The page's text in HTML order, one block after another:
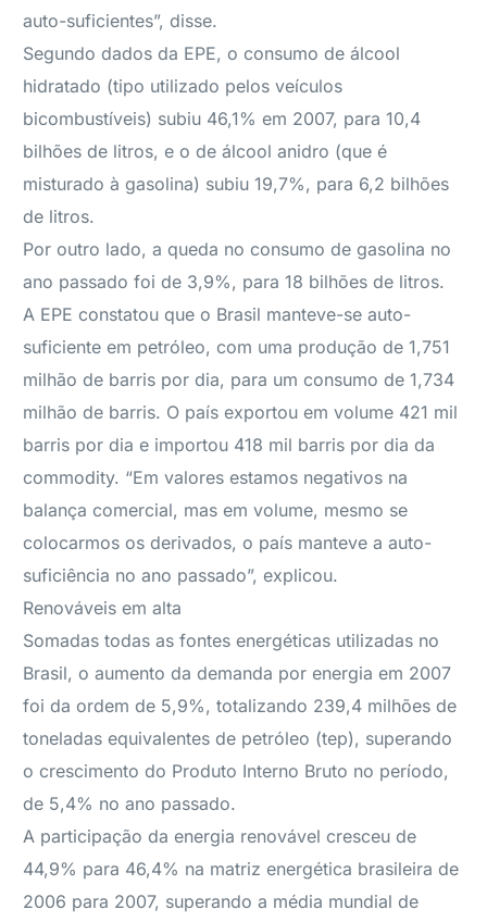
auto-suficientes”, disse.
Segundo dados da EPE, o consumo de álcool
hidratado (tipo utilizado pelos veículos
bicombustíveis) subiu 46,1% em 2007, para 10,4
bilhões de litros, e o de álcool anidro (que é
misturado à gasolina) subiu 19,7%, para 6,2 bilhões
de litros.
Por outro lado, a queda no consumo de gasolina no
ano passado foi de 3,9%, para 18 bilhões de litros.
A EPE constatou que o Brasil manteve-se auto-
suficiente em petróleo, com uma produção de 1,751
milhão de barris por dia, para um consumo de 1,734
milhão de barris. O país exportou em volume 421 mil
barris por dia e importou 418 mil barris por dia da
commodity. “Em valores estamos negativos na
balança comercial, mas em volume, mesmo se
colocarmos os derivados, o país manteve a auto-
suficiência no ano passado”, explicou.
Renováveis em alta
Somadas todas as fontes energéticas utilizadas no
Brasil, o aumento da demanda por energia em 2007
foi da ordem de 5,9%, totalizando 239,4 milhões de
toneladas equivalentes de petróleo (tep), superando
o crescimento do Produto Interno Bruto no período,
de 5,4% no ano passado.
A participação da energia renovável cresceu de
44,9% para 46,4% na matriz energética brasileira de
2006 para 2007, superando a média mundial de